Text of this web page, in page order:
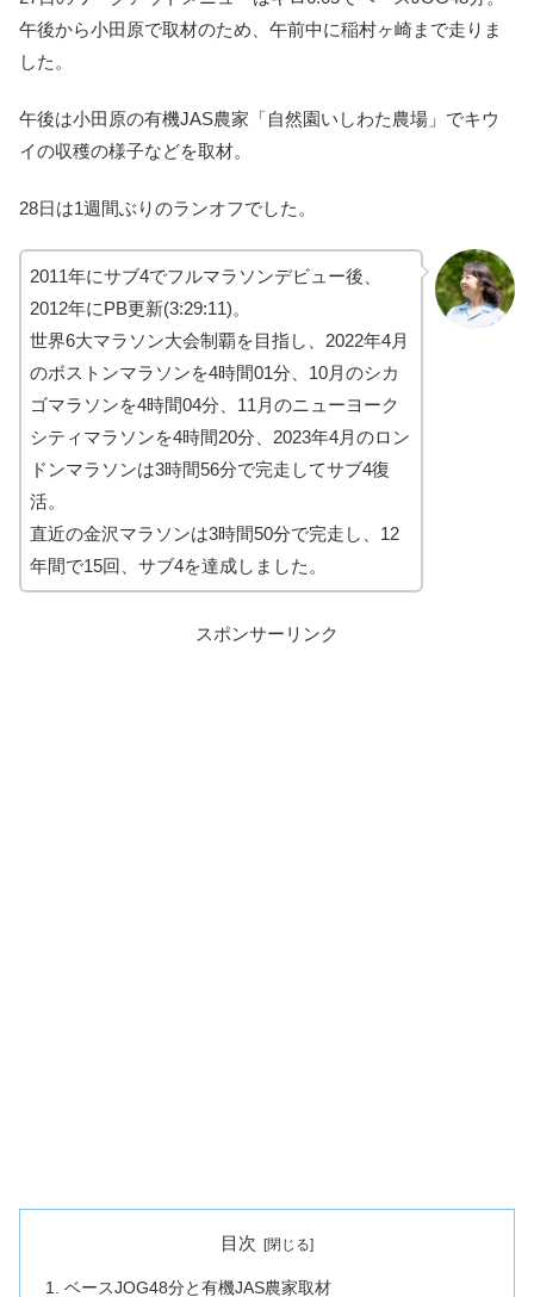
午後から小田原で取材のため、午前中に稲村ヶ崎まで走りま
した。
午後は小田原の有機JAS農家「自然園いしわた農場」でキウ
イの収穫の様子などを取材。
28日は1週間ぶりのランオフでした。
2011年にサブ4でフルマラソンデビュー後、
2012年にPB更新(3:29:11)。
世界6大マラソン大会制覇を目指し、2022年4月
のボストンマラソンを4時間01分、10月のシカ
ゴマラソンを4時間04分、11月のニューヨーク
シティマラソンを4時間20分、2023年4月のロン
ドンマラソンは3時間56分で完走してサブ4復
活。
直近の金沢マラソンは3時間50分で完走し、12
年間で15回、サブ4を達成しました。
スポンサーリンク
目次
ベースJOG48分と有機JAS農家取材